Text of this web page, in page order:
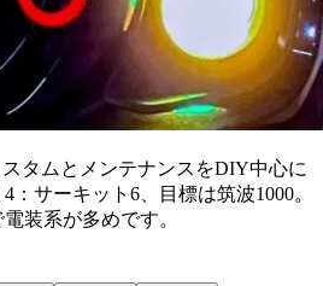
タムとメンテナンスをDIY中心に
：サーキット6、目標は筑波1000。
装系が多めです。